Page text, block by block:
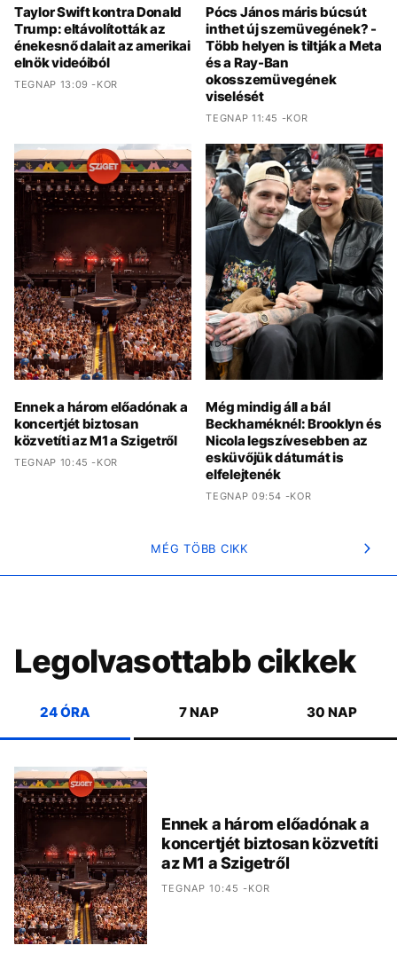
Taylor Swift kontra Donald
Trump: eltávolították az
énekesnő dalait az amerikai
elnök videóiból
TEGNAP 13:09 -KOR
Pócs János máris búcsút
inthet új szemüvegének? -
Több helyen is tiltják a Meta
és a Ray-Ban
okosszemüvegének
viselését
TEGNAP 11:45 -KOR
Ennek a három előadónak a
koncertjét biztosan
közvetíti az M1 a Szigetről
TEGNAP 10:45 -KOR
Még mindig áll a bál
Beckhaméknél: Brooklyn és
Nicola legszívesebben az
esküvőjük dátumát is
elfelejtenék
TEGNAP 09:54 -KOR
MÉG TÖBB CIKK
Legolvasottabb cikkek
24 ÓRA 7 NAP 30 NAP
Ennek a három előadónak a
koncertjét biztosan közvetíti
az M1 a Szigetről
TEGNAP 10:45 -KOR